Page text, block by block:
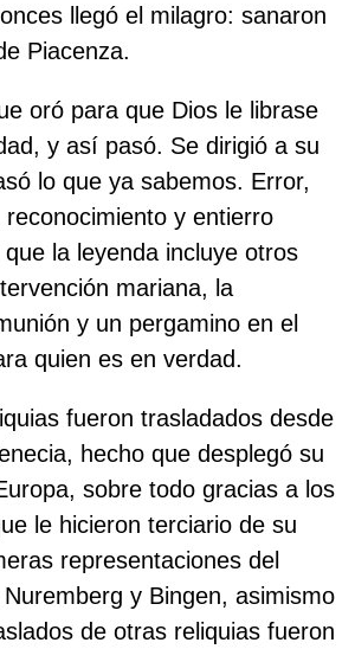
llegó el milagro: sanaron
Piacenza.
oró para que Dios le librase
y así pasó. Se dirigió a su
lo que ya sabemos. Error,
y entierro
la leyenda incluye otros
mariana, la
y un pergamino en el
quien es en verdad.
fueron trasladados desde
hecho que desplegó su
sobre todo gracias a los
le hicieron terciario de su
representaciones del
y Bingen, asimismo
de otras reliquias fueron